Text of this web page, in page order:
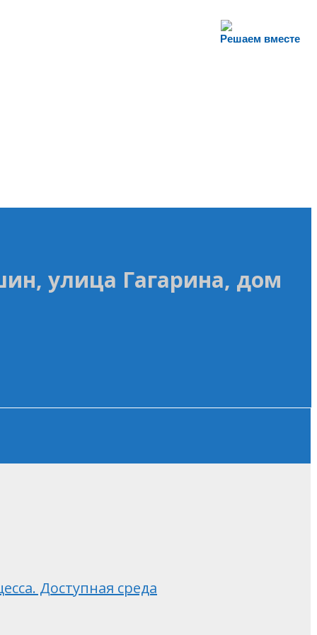
Решаем вместе
улица Гагарина, дом
Доступная среда